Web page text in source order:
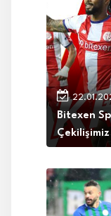
Bitexen
Çekilişimiz